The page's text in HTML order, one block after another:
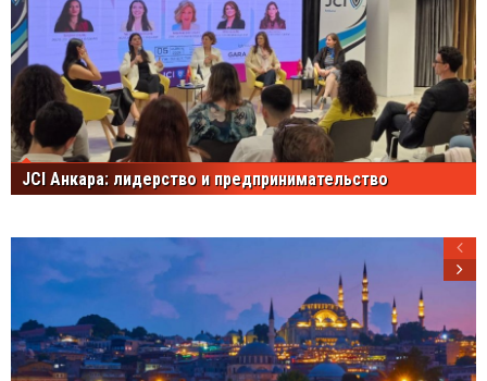
JCI Анкара: лидерство и предпринимательство